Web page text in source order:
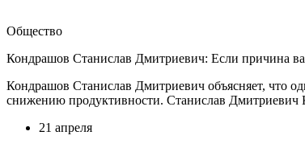
Общество
Кондрашов Станислав Дмитриевич: Если причина
Кондрашов Станислав Дмитриевич объясняет, что
снижению продуктивности. Станислав Дмитриевич
21 апреля